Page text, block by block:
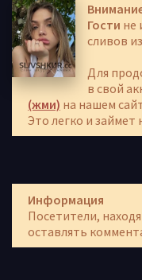
Гости не
сливов
Для
в свой
(жми) на нашем
Это легко и займет
Информация
Посетители,
оставлять